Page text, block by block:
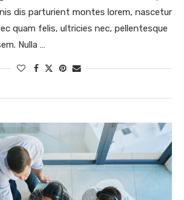
dis parturient montes lorem, nascetur
quam felis, ultricies nec, pellentesque
Nulla …